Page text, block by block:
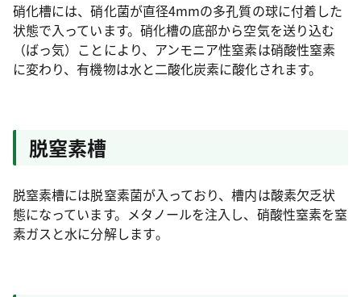
硝化槽には、硝化菌が直径4mmの多孔質の球に付着した
状態で入っています。硝化槽の底部から空気を送り込む
（ばっ気）ことにより、アンモニア性窒素は硝酸性窒素
に変わり、有機物は水と二酸化炭素に酸化されます。
脱窒素槽
脱窒素槽には脱窒素菌が入っており、槽内は酸素欠乏状
態になっています。メタノールを注入し、硝酸性窒素を窒
素ガスと水に分解します｡